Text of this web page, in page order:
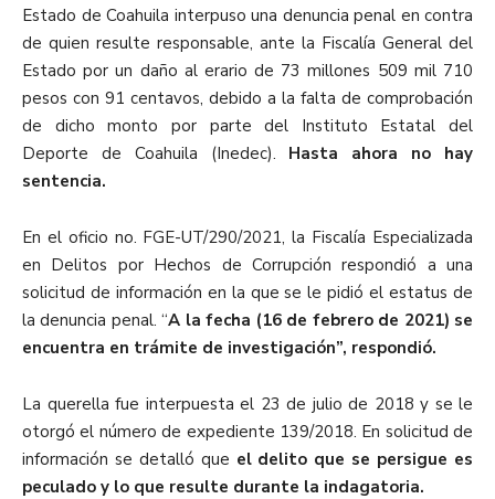
Estado de Coahuila interpuso una denuncia penal en contra
de quien resulte responsable, ante la Fiscalía General del
Estado por un daño al erario de 73 millones 509 mil 710
pesos con 91 centavos, debido a la falta de comprobación
de dicho monto por parte del Instituto Estatal del
Deporte de Coahuila (Inedec). Hasta ahora no hay
sentencia.
En el oficio no. FGE-UT/290/2021, la Fiscalía Especializada
en Delitos por Hechos de Corrupción respondió a una
solicitud de información en la que se le pidió el estatus de
la denuncia penal. “A la fecha (16 de febrero de 2021) se
encuentra en trámite de investigación”, respondió.
La querella fue interpuesta el 23 de julio de 2018 y se le
otorgó el número de expediente 139/2018. En solicitud de
información se detalló que el delito que se persigue es
peculado y lo que resulte durante la indagatoria.